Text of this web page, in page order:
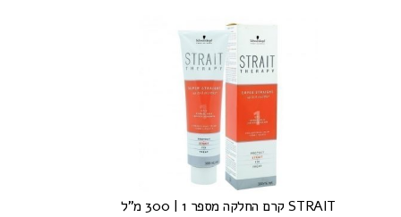
STRAIT קרם החלקה מספר 1 | 300 מ"ל